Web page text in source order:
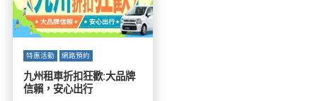
特惠活動 網路預約
九州租車折扣狂歡:大品牌
信賴，安心出行